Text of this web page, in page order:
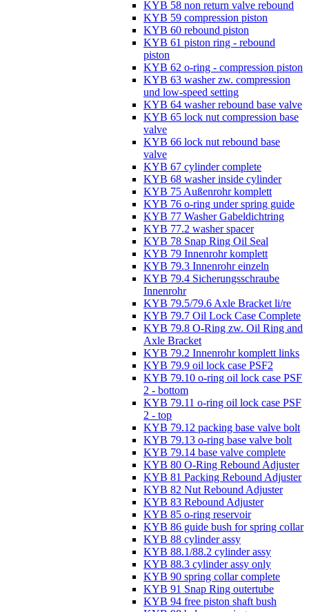
KYB 58 non return valve rebound
KYB 59 compression piston
KYB 60 rebound piston
KYB 61 piston ring - rebound
piston
KYB 62 o-ring - compression piston
KYB 63 washer zw. compression
und low-speed setting
KYB 64 washer rebound base valve
KYB 65 lock nut compression base
valve
KYB 66 lock nut rebound base
valve
KYB 67 cylinder complete
KYB 68 washer inside cylinder
KYB 75 Außenrohr komplett
KYB 76 o-ring under spring guide
KYB 77 Washer Gabeldichtring
KYB 77.2 washer spacer
KYB 78 Snap Ring Oil Seal
KYB 79 Innenrohr komplett
KYB 79.3 Innenrohr einzeln
KYB 79.4 Sicherungsschraube
Innenrohr
KYB 79.5/79.6 Axle Bracket li/re
KYB 79.7 Oil Lock Case Complete
KYB 79.8 O-Ring zw. Oil Ring and
Axle Bracket
KYB 79.2 Innenrohr komplett links
KYB 79.9 oil lock case PSF2
KYB 79.10 o-ring oil lock case PSF
2 - bottom
KYB 79.11 o-ring oil lock case PSF
2 - top
KYB 79.12 packing base valve bolt
KYB 79.13 o-ring base valve bolt
KYB 79.14 base valve complete
KYB 80 O-Ring Rebound Adjuster
KYB 81 Packing Rebound Adjuster
KYB 82 Nut Rebound Adjuster
KYB 83 Rebound Adjuster
KYB 85 o-ring reservoir
KYB 86 guide bush for spring collar
KYB 88 cylinder assy
KYB 88.1/88.2 cylinder assy
KYB 88.3 cylinder assy only
KYB 90 spring collar complete
KYB 91 Snap Ring outertube
KYB 94 free piston shaft bush